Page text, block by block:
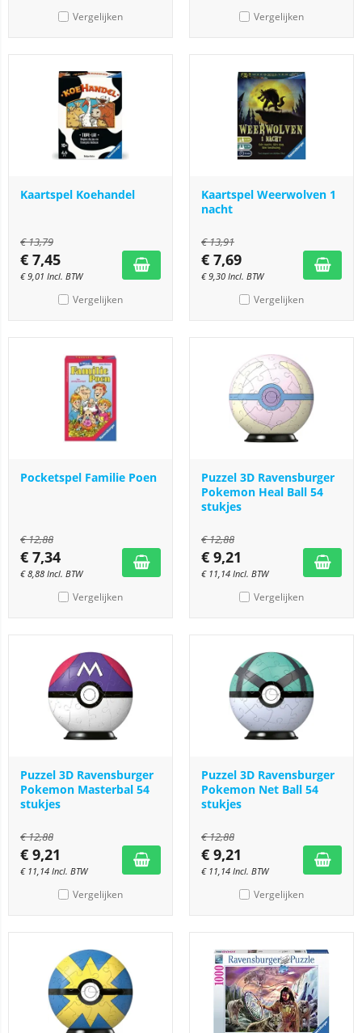
Vergelijken Vergelijken
Kaartspel Koehandel
€13,79
€ 7,45
€9,01 Incl. BTW
Vergelijken
Kaartspel Weerwolven 1
nacht
€13,91
€ 7,69
€9,30 Incl. BTW
Vergelijken
Pocketspel Familie Poen
€12,88
€ 7,34
€8,88 Incl. BTW
Vergelijken
Puzzel 3D Ravensburger
Pokemon Heal Ball 54
stukjes
€12,88
€ 9,21
€ 11,14 Incl. BTW
Vergelijken
Puzzel 3D Ravensburger
Pokemon Masterbal 54
stukjes
€12,88
€ 9,21
€ 11,14 Incl. BTW
Vergelijken
Puzzel 3D Ravensburger
Pokemon Net Ball 54
stukjes
€12,88
€ 9,21
€ 11,14 Incl. BTW
Vergelijken